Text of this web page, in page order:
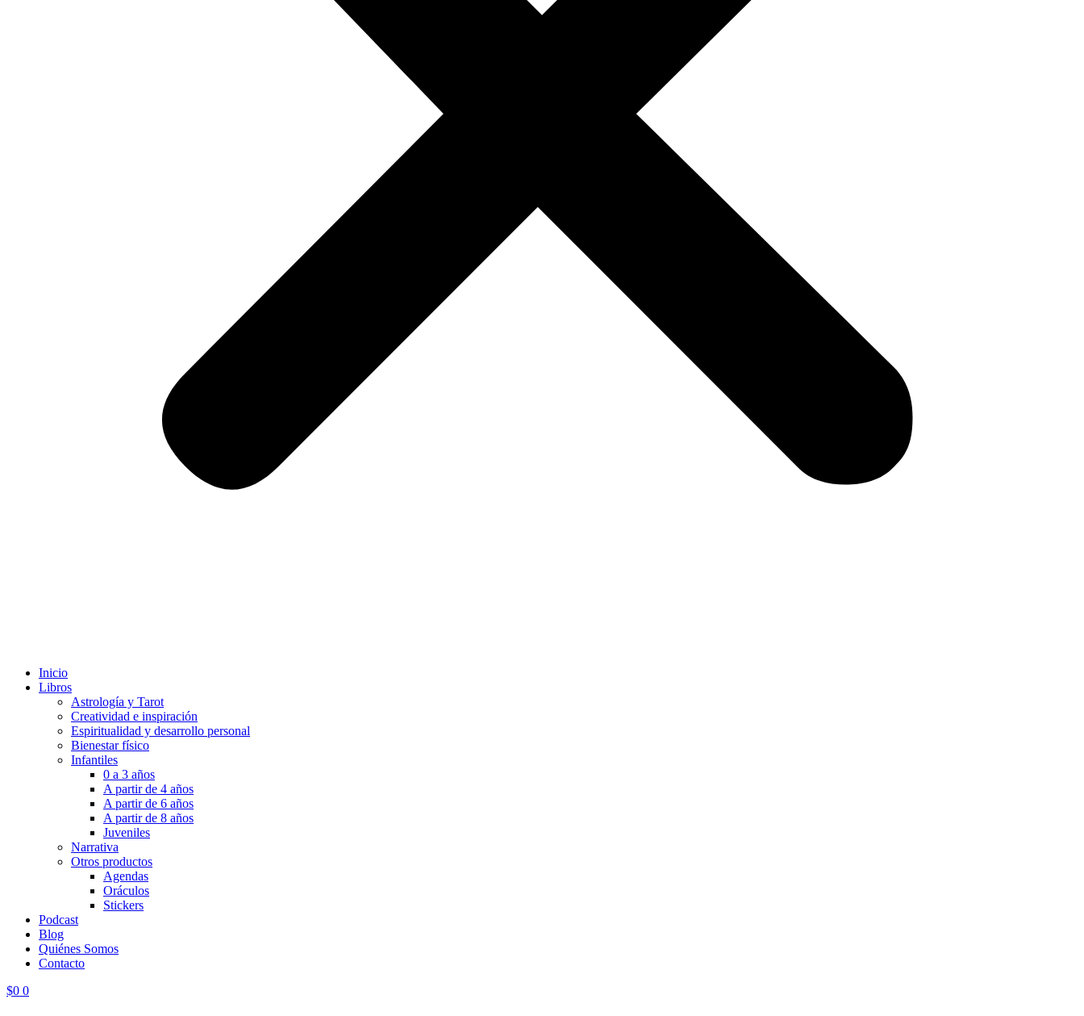
Inicio
Libros
Astrología y Tarot
Creatividad e inspiración
Espiritualidad y desarrollo personal
Bienestar físico
Infantiles
0 a 3 años
A partir de 4 años
A partir de 6 años
A partir de 8 años
Juveniles
Narrativa
Otros productos
Agendas
Oráculos
Stickers
Podcast
Blog
Quiénes Somos
Contacto
$0 0